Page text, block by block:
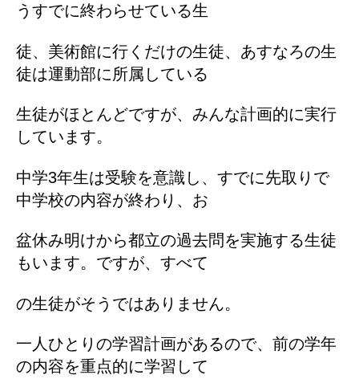
うすでに終わらせている生
徒、美術館に行く だけの生徒、あすなろの生
徒は運動部に所属している
生徒がほとんどですが、みんな計画的に実行
しています。
中学3年生は受験を意識し、すでに先取りで
中学校の内容が終わり、お
盆休み明けから都立の過去問を実施する生徒
もいます。ですが、すべて
の生徒がそうではありません。
一人ひとりの学習計画があるので、前の学年
の内容を重点的に学習して